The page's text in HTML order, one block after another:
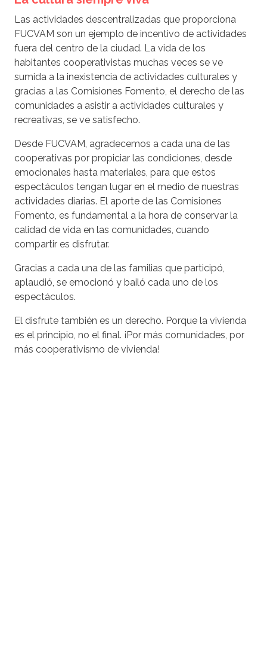
Las actividades descentralizadas que proporciona
FUCVAM son un ejemplo de incentivo de actividades
fuera del centro de la ciudad. La vida de los
habitantes cooperativistas muchas veces se ve
sumida a la inexistencia de actividades culturales y
gracias a las Comisiones Fomento, el derecho de las
comunidades a asistir a actividades culturales y
recreativas, se ve satisfecho.
Desde FUCVAM, agradecemos a cada una de las
cooperativas por propiciar las condiciones, desde
emocionales hasta materiales, para que estos
espectáculos tengan lugar en el medio de nuestras
actividades diarias. El aporte de las Comisiones
Fomento, es fundamental a la hora de conservar la
calidad de vida en las comunidades, cuando
compartir es disfrutar.
Gracias a cada una de las familias que participó,
aplaudió, se emocionó y bailó cada uno de los
espectáculos.
El disfrute también es un derecho. Porque la vivienda
es el principio, no el final. ¡Por más comunidades, por
más cooperativismo de vivienda!